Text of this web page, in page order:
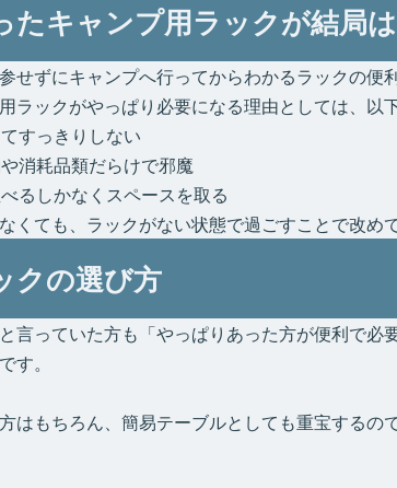
たキャンプ用ラックが結局
せずにキャンプへ行ってからわかるラックの便利
ラックがやっぱり必要になる理由としては、以
すっきりしない
消耗品類だらけで邪魔
るしかなくスペースを取る
くても、ラックがない状態で過ごすことで改め
クの選び方
言っていた方も「やっぱりあった方が便利で
す。
はもちろん、簡易テーブルとしても重宝するの